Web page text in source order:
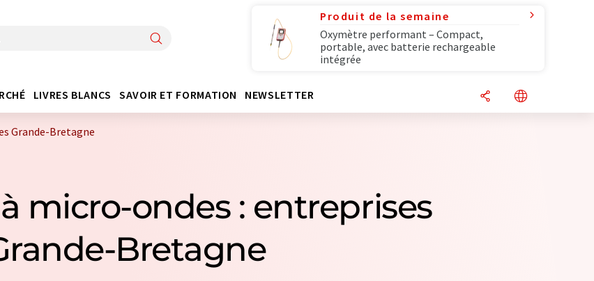
Produit de la semaine
Oxymètre performant – Compact,
portable, avec batterie rechargeable
intégrée
LIVRES BLANCS SAVOIR ET FORMATION NEWSLETTER
Grande-Bretagne
micro-ondes : entreprises
Bretagne